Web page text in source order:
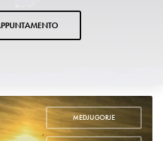
MEDJUGORJE
,